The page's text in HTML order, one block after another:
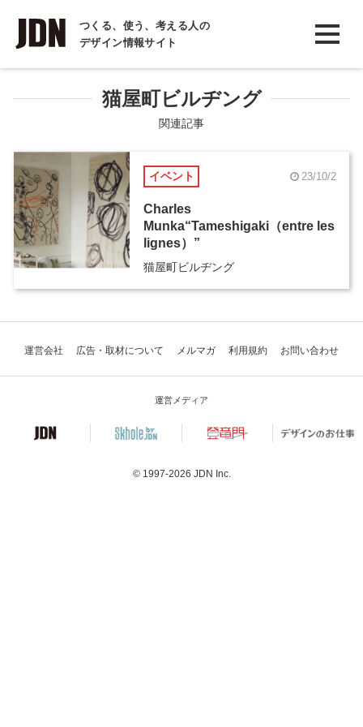
つくる、使う、考える人の
デザイン情報サイト
INTERVIEW
インタビュー
REPORT
COLUMN
コラム
猫屋町ビルヂング
関連記事
イベント 23/10/2
Charles
Munka“Tameshigaki（entre les
lignes）”
猫屋町ビルヂング
運営会社 広告・取材について メルマガ 利用規約 お問い合わせ
運営メディア
© 1997-2026 JDN Inc.